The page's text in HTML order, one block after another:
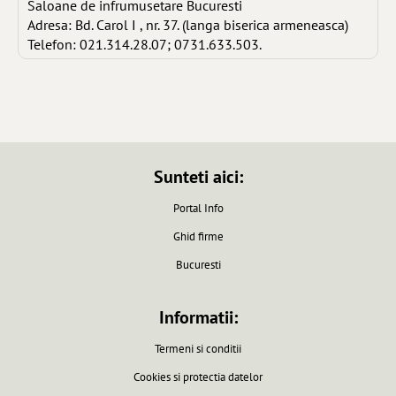
Saloane de infrumusetare Bucuresti
Adresa: Bd. Carol I , nr. 37. (langa biserica armeneasca)
Telefon: 021.314.28.07; 0731.633.503.
Sunteti aici:
Portal Info
Ghid firme
Bucuresti
Informatii:
Termeni si conditii
Cookies si protectia datelor